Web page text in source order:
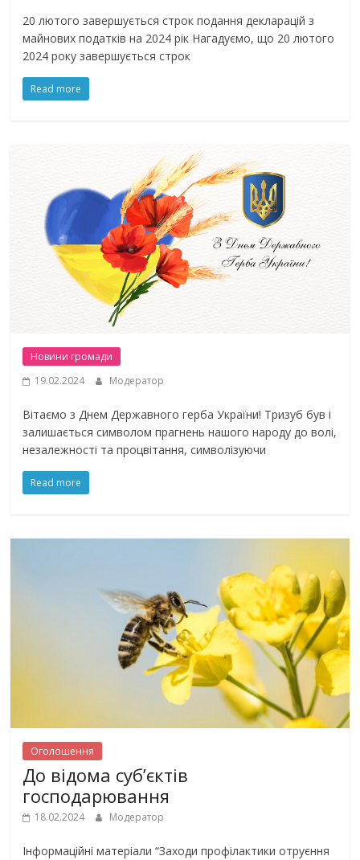
20 лютого завершується строк подання декларацій з
майнових податків на 2024 рік Нагадуємо, що 20 лютого
2024 року завершується строк
Read more
Новини громади
19.02.2024
Модератор
Вітаємо з Днем Державного герба України! Тризуб був і
залишається символом прагнень нашого народу до волі,
незалежності та процвітання, символізуючи
Read more
Оголошення
До відома суб’єктів
господарювання
18.02.2024 Модератор
Інформаційні матеріали “Заходи профілактики отруєння